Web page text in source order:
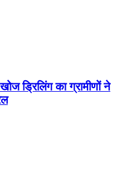
ड्रिलिंग का ग्रामीणों ने